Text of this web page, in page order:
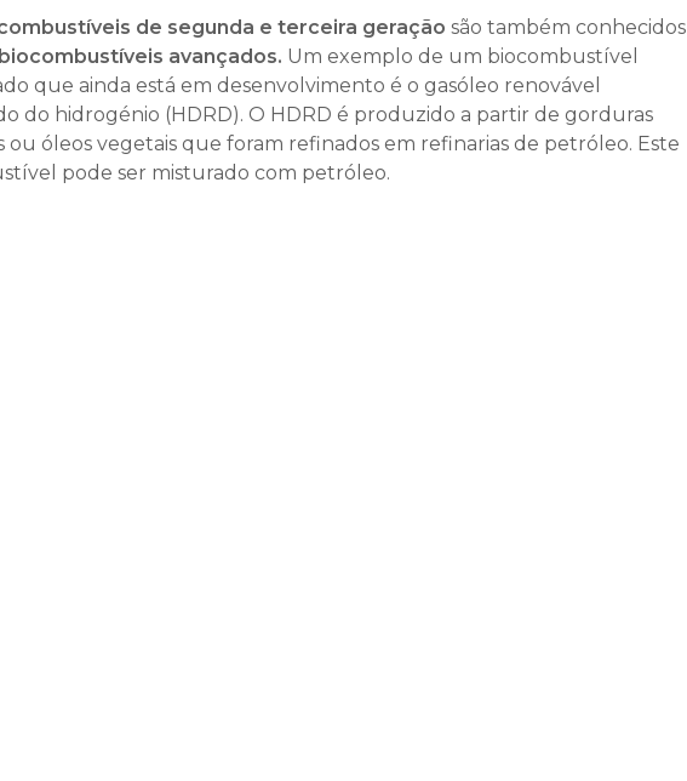
de segunda e terceira geração são também conhecidos
avançados. Um exemplo de um biocombustível
que ainda está em desenvolvimento é o gasóleo renovável
do hidrogénio (HDRD). O HDRD é produzido a partir de gorduras
ou óleos vegetais que foram refinados em refinarias de petróleo. Este
pode ser misturado com petróleo.